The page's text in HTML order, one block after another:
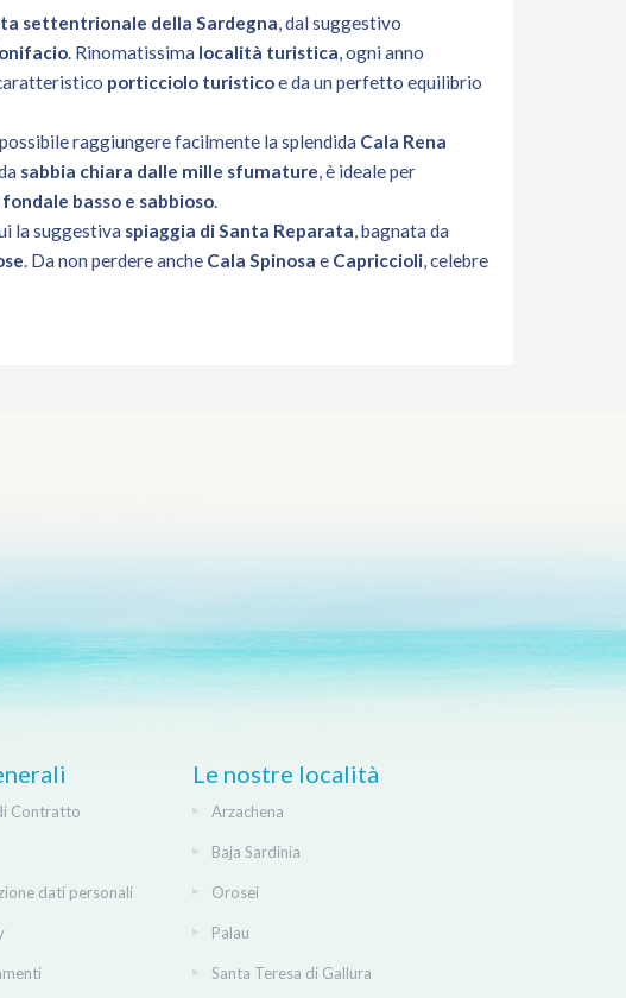
settentrionale della Sardegna , dal suggestivo
. Rinomatissima località turistica , ogni anno
caratteristico porticciolo turisticoe da un perfetto equilibrio
raggiungere facilmente la splendida Cala Rena
sabbia chiara dalle mille sfumature , è ideale per
basso e sabbioso
la suggestiva spiaggia di Santa Reparata , bagnata da
. Da non perdere anche Cala Spinosa e Capriccioli , celebre
Contratto
dati personali
Le nostre località
Arzachena
Baja Sardinia
Orosei
Palau
Santa Teresa di Gallura